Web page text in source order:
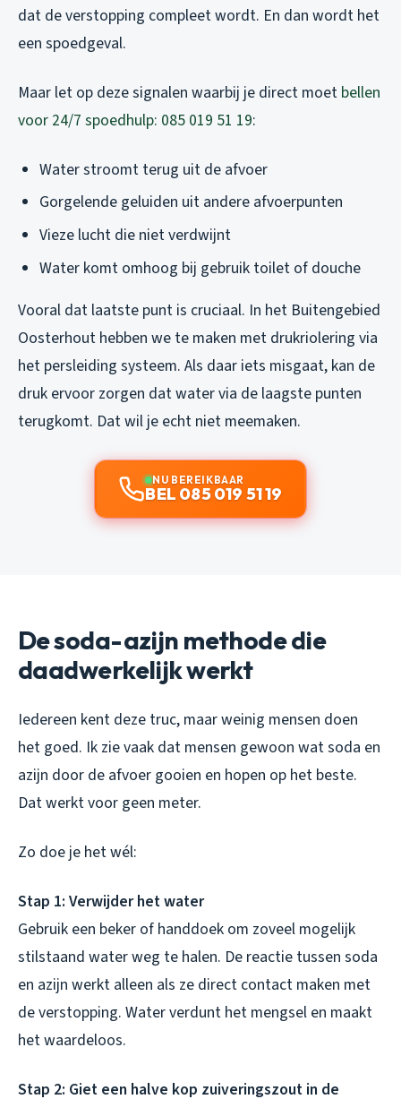
dat de verstopping compleet wordt. En dan wordt het
een spoedgeval.
Maar let op deze signalen waarbij je direct moet bellen
voor 24/7 spoedhulp: 085 019 51 19:
Water stroomt terug uit de afvoer
Gorgelende geluiden uit andere afvoerpunten
Vieze lucht die niet verdwijnt
Water komt omhoog bij gebruik toilet of douche
Vooral dat laatste punt is cruciaal. In het Buitengebied
Oosterhout hebben we te maken met drukriolering via
het persleiding systeem. Als daar iets misgaat, kan de
druk ervoor zorgen dat water via de laagste punten
terugkomt. Dat wil je echt niet meemaken.
NU BEREIKBAAR
BEL 085 019 51 19
De soda-azijn methode die
daadwerkelijk werkt
Iedereen kent deze truc, maar weinig mensen doen
het goed. Ik zie vaak dat mensen gewoon wat soda en
azijn door de afvoer gooien en hopen op het beste.
Dat werkt voor geen meter.
Zo doe je het wél:
Stap 1: Verwijder het water
Gebruik een beker of handdoek om zoveel mogelijk
stilstaand water weg te halen. De reactie tussen soda
en azijn werkt alleen als ze direct contact maken met
de verstopping. Water verdunt het mengsel en maakt
het waardeloos.
Stap 2: Giet een halve kop zuiveringszout in de